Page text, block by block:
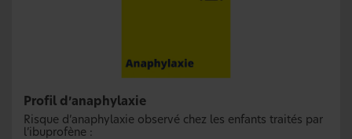
Profil d’anaphylaxie
Risque d’anaphylaxie observé chez les enfants traités par
l’ibuprofène :